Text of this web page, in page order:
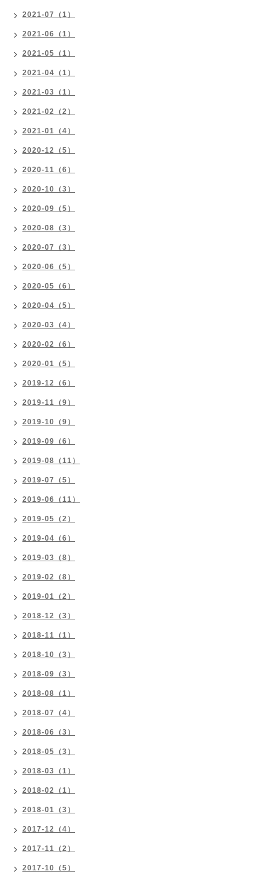
2021-07（1）
2021-06（1）
2021-05（1）
2021-04（1）
2021-03（1）
2021-02（2）
2021-01（4）
2020-12（5）
2020-11（6）
2020-10（3）
2020-09（5）
2020-08（3）
2020-07（3）
2020-06（5）
2020-05（6）
2020-04（5）
2020-03（4）
2020-02（6）
2020-01（5）
2019-12（6）
2019-11（9）
2019-10（9）
2019-09（6）
2019-08（11）
2019-07（5）
2019-06（11）
2019-05（2）
2019-04（6）
2019-03（8）
2019-02（8）
2019-01（2）
2018-12（3）
2018-11（1）
2018-10（3）
2018-09（3）
2018-08（1）
2018-07（4）
2018-06（3）
2018-05（3）
2018-03（1）
2018-02（1）
2018-01（3）
2017-12（4）
2017-11（2）
2017-10（5）